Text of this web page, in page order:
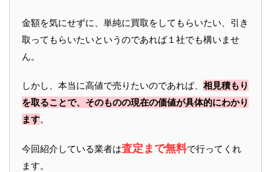
金額を気にせずに、単純に買取をしてもらいたい、引き
取ってもらいたいというのであれば１社でも構いませ
ん。
しかし、本当に高値で売りたいのであれば、 相見積もり
を取ることで、そのものの現在の価値が具体的にわかり
ます。
今回紹介している業者は査定まで無料で行ってくれ
ます。